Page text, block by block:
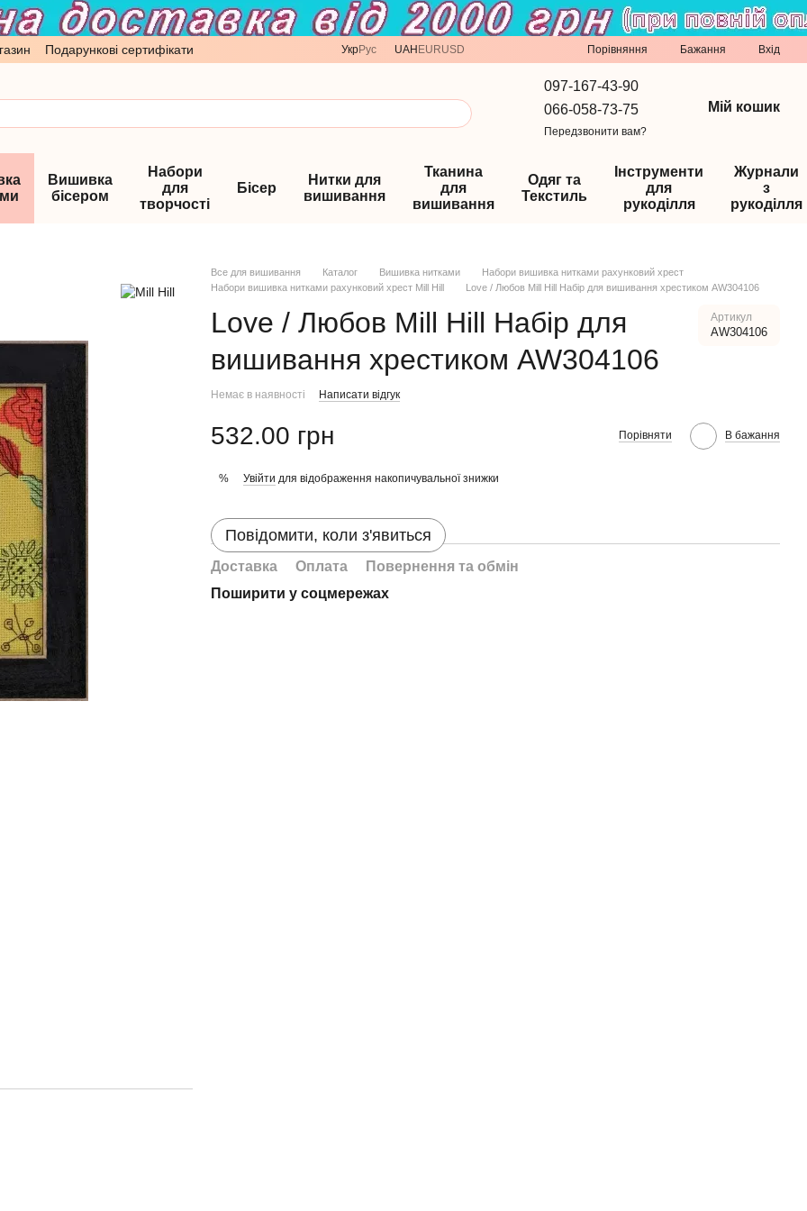
Подарункові сертифікати УкрРус UAH EURUSD Порівняння Бажання Вхід
097-167-43-90
066-058-73-75
Передзвонити вам?
Мій кошик
Вишивка
бісером
Набори
для
творчості
Бісер
Нитки для
вишивання
Тканина
для
вишивання
Одяг та
Текстиль
Інструменти
для
рукоділля
Журнали
з
рукоділля
Все для вишивання Каталог Вишивка нитками
Набори вишивка нитками рахунковий хрест
Набори вишивка нитками рахунковий хрест Mill Hill
Love / Любов Mill Hill Набір для вишивання хрестиком AW304106
Love / Любов Mill Hill Набір для
вишивання хрестиком AW304106
Артикул
AW304106
Немає в наявності Написати відгук
532.00 грн Порівняти В бажання
% Увійти для відображення накопичувальної знижки
Повідомити, коли з'явиться
Доставка Оплата
Повернення та обмін
Поширити у соцмережах